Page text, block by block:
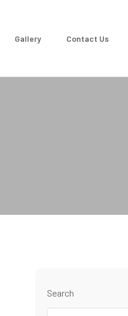
Gallery Contact Us
Search